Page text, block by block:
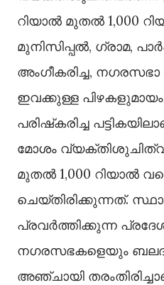
റിയാൽ മുതൽ 1,000
മുനിസിപ്പൽ, ഗ്രാമ,
അംഗീകരിച്ച,
ഇവക്കുള്ള പിഴകളുമായം
പരിഷ്‌കരിച്ച
മോശം
മുതൽ 1,000 റിയാൽ
ചെയ്തിരിക്കുന്നത്.
പ്രവർത്തിക്കുന്ന
നഗരസഭകളെയും
അഞ്ചായി